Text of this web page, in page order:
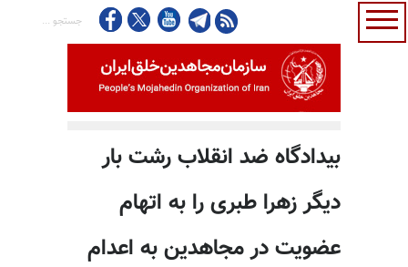
بیدادگاه ضد انقلاب رشت بار
دیگر زهرا طبری را به اتهام
عضویت در مجاهدین به اعدام